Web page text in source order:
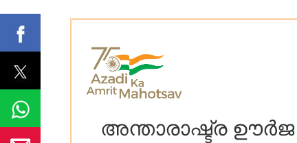
അന്താരാഷ്ട്ര